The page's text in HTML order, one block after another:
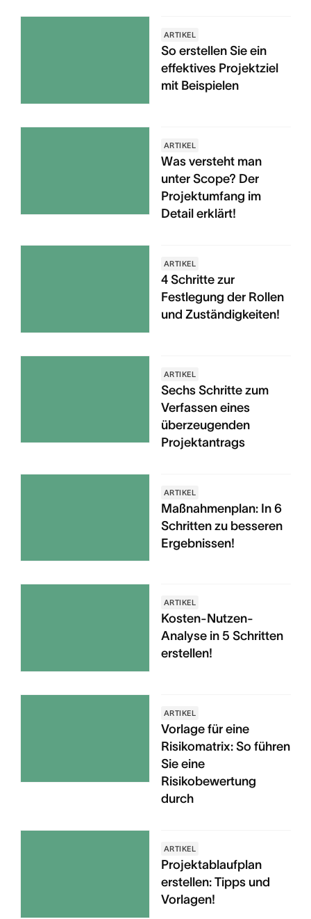
ARTIKEL
So erstellen Sie ein
effektives Projektziel
mit Beispielen
ARTIKEL
Was versteht man
unter Scope? Der
Projektumfang im
Detail erklärt!
ARTIKEL
4 Schritte zur
Festlegung der Rollen
und Zuständigkeiten!
ARTIKEL
Sechs Schritte zum
Verfassen eines
überzeugenden
Projektantrags
ARTIKEL
Maßnahmenplan: In 6
Schritten zu besseren
Ergebnissen!
ARTIKEL
Kosten-Nutzen-
Analyse in 5 Schritten
erstellen!
ARTIKEL
Vorlage für eine
Risikomatrix: So führen
Sie eine
Risikobewertung
durch
ARTIKEL
Projektablaufplan
erstellen: Tipps und
Vorlagen!